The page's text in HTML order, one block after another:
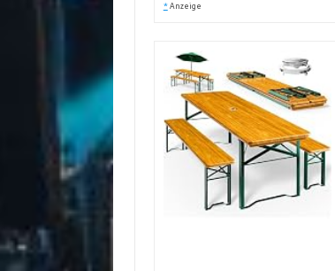
* Anzeige